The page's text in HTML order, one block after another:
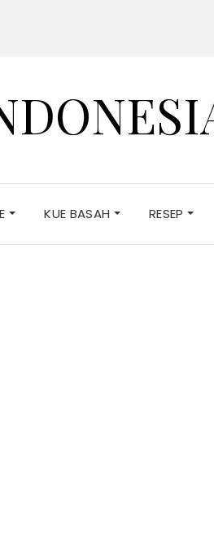
KUE BASAH RESEP